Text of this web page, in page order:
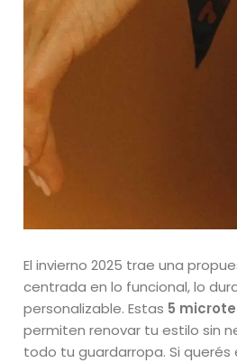
El invierno 2025 trae una
centrada en lo funcional, lo
personalizable. Estas 5
permiten renovar tu estilo sin
todo tu guardarropa. Si